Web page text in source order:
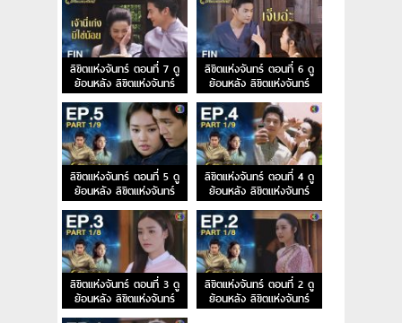
ลิขิตแห่งจันทร์ ตอนที่ 7 ดู
ย้อนหลัง ลิขิตแห่งจันทร์
EP.7
ลิขิตแห่งจันทร์ ตอนที่ 6 ดู
ย้อนหลัง ลิขิตแห่งจันทร์
EP.6
ลิขิตแห่งจันทร์ ตอนที่ 5 ดู
ย้อนหลัง ลิขิตแห่งจันทร์
EP.5
ลิขิตแห่งจันทร์ ตอนที่ 4 ดู
ย้อนหลัง ลิขิตแห่งจันทร์
EP.4
ลิขิตแห่งจันทร์ ตอนที่ 3 ดู
ย้อนหลัง ลิขิตแห่งจันทร์
EP.3
ลิขิตแห่งจันทร์ ตอนที่ 2 ดู
ย้อนหลัง ลิขิตแห่งจันทร์
EP.2